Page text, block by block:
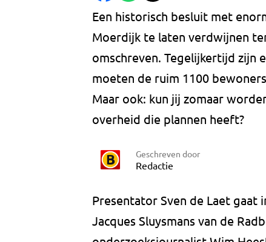
Een historisch besluit met
Moerdijk te laten verdwijnen
omschreven. Tegelijkertijd zijn
moeten de ruim 1100
Maar ook: kun jij zomaar
overheid die plannen heeft?
Geschreven door
Redactie
Presentator Sven de Laet
Jacques Sluysmans van de